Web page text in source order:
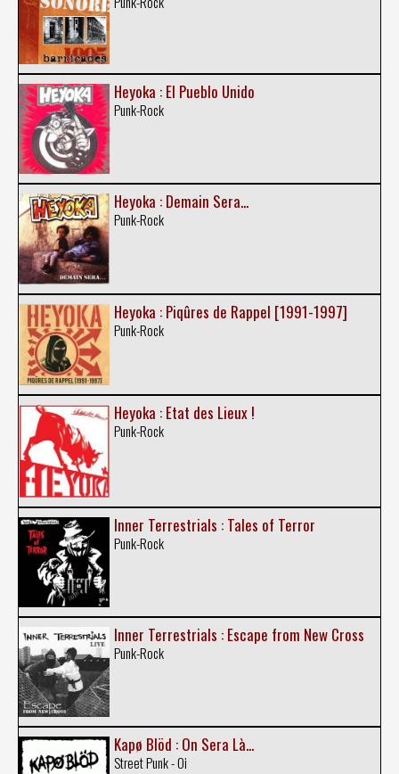
Heyoka : El Pueblo Unido
Punk-Rock
Heyoka : Demain Sera...
Punk-Rock
Heyoka : Piqûres de Rappel [1991-1997]
Punk-Rock
Heyoka : Etat des Lieux !
Punk-Rock
Inner Terrestrials : Tales of Terror
Punk-Rock
Inner Terrestrials : Escape from New Cross
Punk-Rock
Kapø Blöd : On Sera Là...
Street Punk - Oi